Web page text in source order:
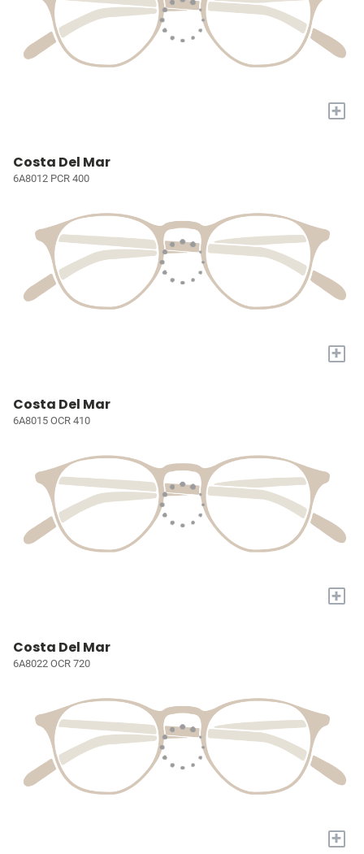
+
Costa Del Mar
6A8012 PCR 400
+
Costa Del Mar
6A8015 OCR 410
+
Costa Del Mar
6A8022 OCR 720
+